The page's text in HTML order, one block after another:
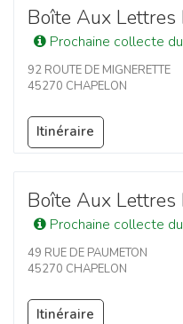
Boîte Aux Lettres
Prochaine collecte
92 ROUTE DE MIGNERETTE
45270 CHAPELON
Itinéraire
Boîte Aux Lettres
Prochaine collecte
49 RUE DE PAUMETON
45270 CHAPELON
Itinéraire